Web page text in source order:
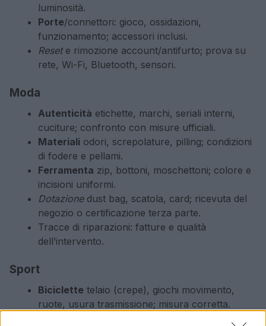
luminosità.
Porte/connettori: gioco, ossidazioni,
funzionamento; accessori inclusi.
Resete rimozione account/antifurto; prova su
rete, Wi-Fi, Bluetooth, sensori.
Moda
Autenticità etichette, marchi, seriali interni,
cuciture; confronto con misure ufficiali.
Materiali odori, screpolature, pilling; condizioni
di fodere e pellami.
Ferramenta zip, bottoni, moschettoni; colore e
incisioni uniformi.
Dotazionedust bag, scatola, card; ricevuta del
negozio o certificazione terza parte.
Tracce di riparazioni: fatture e qualità
dell’intervento.
Sport
Biciclette telaio (crepe), giochi movimento,
ruote, usura trasmissione; misura corretta.